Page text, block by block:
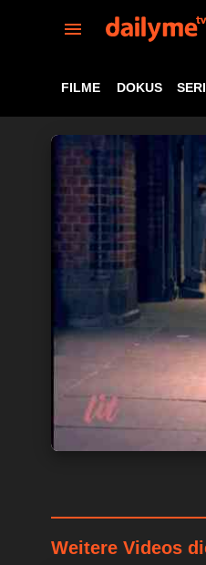
FILME DOKUS
Weitere Videos